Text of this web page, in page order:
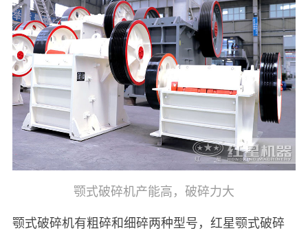
颚式破碎机产能高，破碎力大
颚式破碎机有粗碎和细碎两种型号，红星颚式破碎